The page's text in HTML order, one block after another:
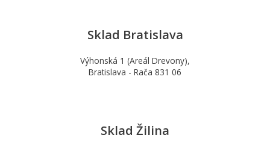
Sklad Bratislava
Výhonská 1 (Areál Drevony),
Bratislava - Rača 831 06
Sklad Žilina